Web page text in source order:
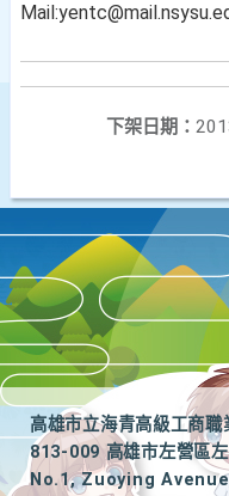
下架日期：
高雄市立海青高級工商職
813-009 高雄市左營區
No.1, Zuoying